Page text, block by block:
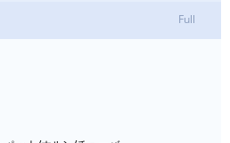
Full